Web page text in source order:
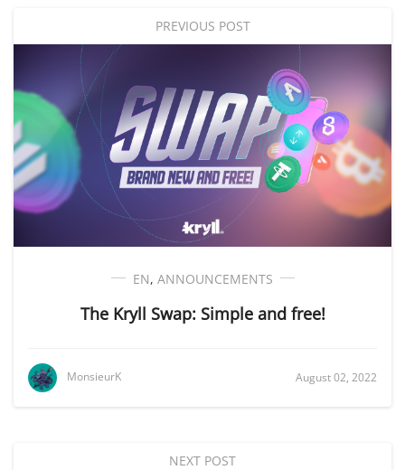
PREVIOUS POST
EN, ANNOUNCEMENTS
The Kryll Swap: Simple and free!
MonsieurK August 02, 2022
NEXT POST